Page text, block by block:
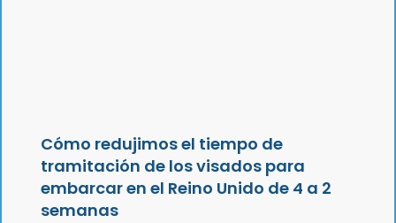
Cómo redujimos el tiempo de
tramitación de los visados para
embarcar en el Reino Unido de 4 a 2
semanas